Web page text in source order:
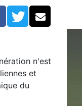
TwitterCourriel
n'est
et
du